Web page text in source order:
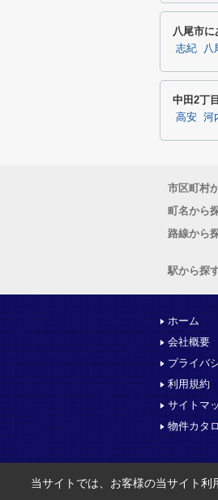
八尾市に
志紀 八
中田2丁
高安 河
市区町村
町名から
路線から
駅から探
ホーム
会社概要
プライバ
利用規約
サイトマ
物件カタ
当サイトでは、お客様の当サイト